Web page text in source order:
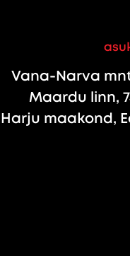
Vana-Narva
Maardu linn,
Harju maakond,